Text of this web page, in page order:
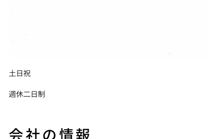
土日祝
週休二日制
会社の情報